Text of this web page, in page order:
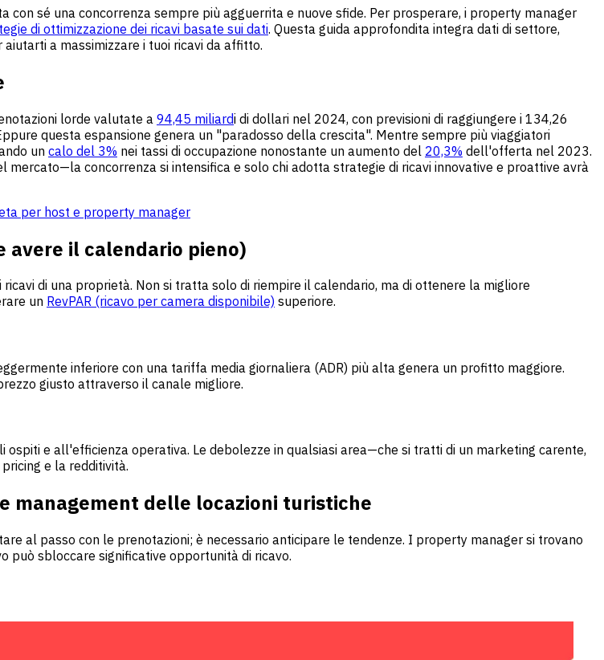
sé una concorrenza sempre più agguerrita e nuove sfide. Per prosperare, i property manager
di ottimizzazione dei ricavi basate sui dati. Questa guida approfondita integra dati di settore,
a massimizzare i tuoi ricavi da affitto.
lorde valutate a 94,45 miliardi di dollari nel 2024, con previsioni di raggiungere i 134,26
questa espansione genera un "paradosso della crescita". Mentre sempre più viaggiatori
un calo del 3% nei tassi di occupazione nonostante un aumento del 20,3% dell'offerta nel 2023.
concorrenza si intensifica e solo chi adotta strategie di ricavi innovative e proattive avrà
per host e property manager
avere il calendario pieno)
di una proprietà. Non si tratta solo di riempire il calendario, ma di ottenere la migliore
un RevPAR (ricavo per camera disponibile) superiore.
inferiore con una tariffa media giornaliera (ADR) più alta genera un profitto maggiore.
giusto attraverso il canale migliore.
ospiti e all'efficienza operativa. Le debolezze in qualsiasi area—che si tratti di un marketing carente,
e la redditività.
management delle locazioni turistiche
al passo con le prenotazioni; è necessario anticipare le tendenze. I property manager si trovano
può sbloccare significative opportunità di ricavo.